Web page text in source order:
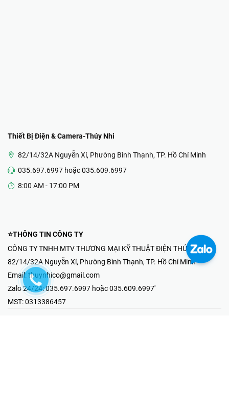
Thiết Bị Điện & Camera-Thúy Nhi
82/14/32A Nguyễn Xí, Phường Bình Thạnh, TP. Hồ Chí Minh
035.697.6997 hoặc 035.609.6997
8:00 AM - 17:00 PM
⭐THÔNG TIN CÔNG TY
CÔNG TY TNHH MTV THƯƠNG MẠI KỸ THUẬT ĐIỆN THÚY NHI
82/14/32A Nguyễn Xí, Phường Bình Thạnh, TP. Hồ Chí Minh
Email: thuynhico@gmail.com
Zalo 24/24:035.697.6997 hoặc 035.609.6997'
MST:0313386457